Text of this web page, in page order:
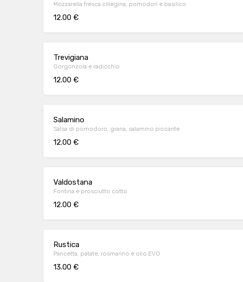
Mozzarella fresca ciliegina, pomodori e basilico
12.00 €
Trevigiana
Gorgonzola e radicchio
12.00 €
Salamino
Salsa di pomodoro, grana, salamino piccante
12.00 €
Valdostana
Fontina e prosciutto cotto
12.00 €
Rustica
Pancetta, patate, rosmarino e olio EVO
13.00 €